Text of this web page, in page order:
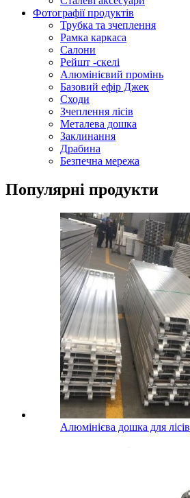
Фотографії продуктів
Трубка та зчеплення
Рамка каркаса
Салони
Рейшт -скелі
Алюмінієвий промінь
Базовий ефір Джек
Сходи
Зчеплення лісів
Металева дошка
Заклинання
Драбина
Безпечна мережа
Популярні продукти
Алюмінієва дошка для лісів